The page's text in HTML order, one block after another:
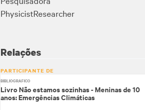
PhysicistResearcher
Relações
PARTICIPANTE DE
BIBLIOGRÁFICO
Livro Não estamos sozinhas - Meninas de 10
anos: Emergências Climáticas